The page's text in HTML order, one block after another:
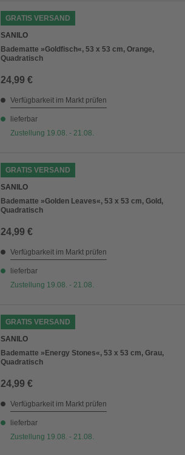
GRATIS VERSAND
SANILO
Badematte »Goldfisch«, 53 x 53 cm, Orange,
Quadratisch
24,99 €
Verfügbarkeit im Markt prüfen
lieferbar
Zustellung 19.08. - 21.08.
GRATIS VERSAND
SANILO
Badematte »Golden Leaves«, 53 x 53 cm, Gold,
Quadratisch
24,99 €
Verfügbarkeit im Markt prüfen
lieferbar
Zustellung 19.08. - 21.08.
GRATIS VERSAND
SANILO
Badematte »Energy Stones«, 53 x 53 cm, Grau,
Quadratisch
24,99 €
Verfügbarkeit im Markt prüfen
lieferbar
Zustellung 19.08. - 21.08.